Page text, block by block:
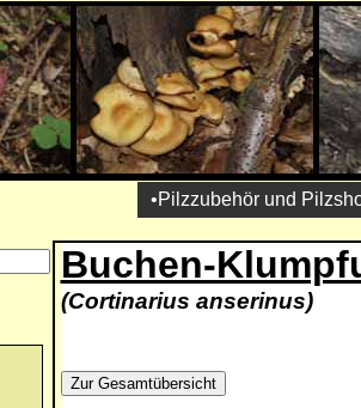
•Pilzzubehör und
Buchen-
(Cortinarius anserinus)